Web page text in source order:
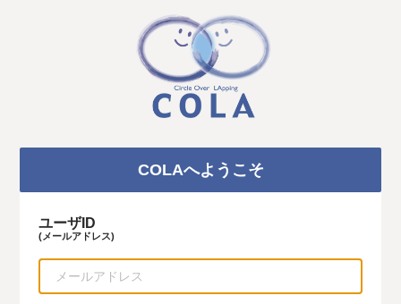
COLAへようこそ
ユーザID
(メールアドレス)